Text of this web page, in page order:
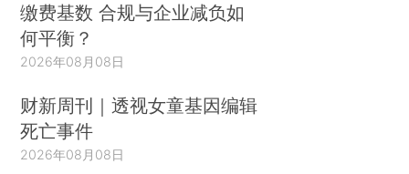
缴费基数 合规与企业减负如
何平衡？
2026年08月08日
财新周刊｜透视女童基因编辑
死亡事件
2026年08月08日